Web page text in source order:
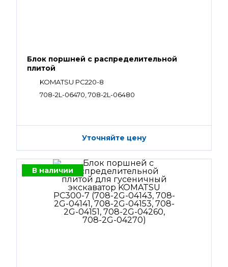
Блок поршней c распределительной
плитой
KOMATSU PC220-8
708-2L-06470, 708-2L-06480
Уточняйте цену
В наличии